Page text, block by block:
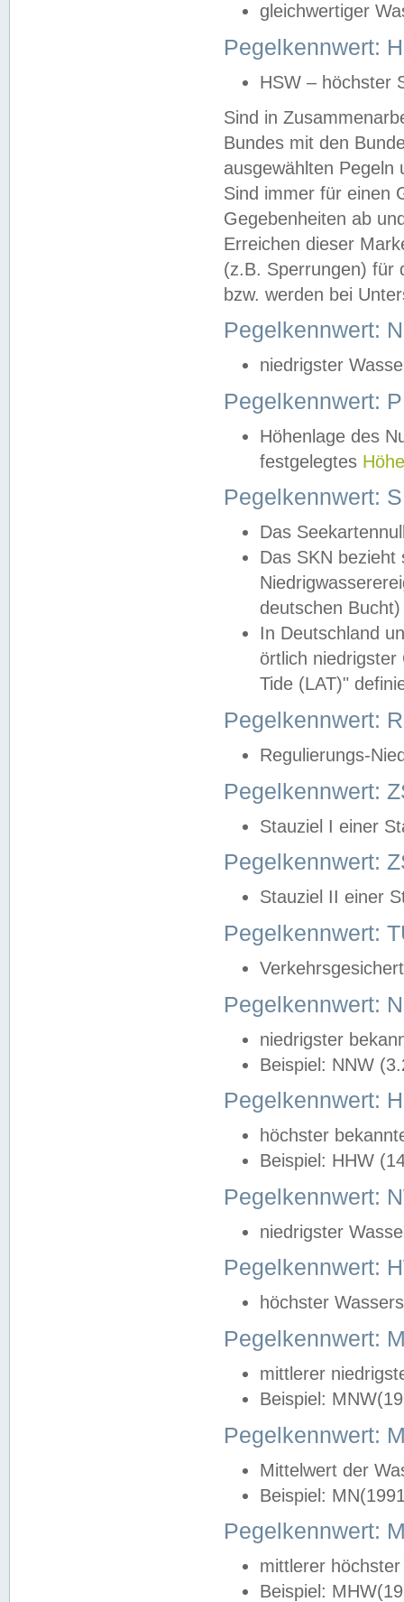
gleichwertiger
Pegelkennwert:
HSW – höchster
Sind in
Bundes mit den
ausgewählten
Sind immer für einen
Gegebenheiten ab
Erreichen dieser
(z.B. Sperrungen) für
bzw. werden bei
Pegelkennwert:
niedrigster
Pegelkennwert:
Höhenlage des
festgelegtes
Pegelkennwert:
Das
Das SKN
deutschen
In Deutschland
örtlich
Tide (LAT)"
Pegelkennwert:
Regulierungs-
Pegelkennwert:
Stauziel I einer
Pegelkennwert:
Stauziel II einer
Pegelkennwert:
Pegelkennwert:
niedrigster
Beispiel: NNW
Pegelkennwert:
höchster
Beispiel: HHW
Pegelkennwert:
niedrigster
Pegelkennwert:
höchster
Pegelkennwert:
mittlerer
Beispiel:
Pegelkennwert:
Mittelwert der
Beispiel:
Pegelkennwert:
mittlerer
Beispiel: